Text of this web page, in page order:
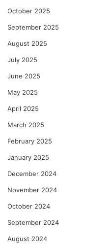
October 2025
September 2025
August 2025
July 2025
June 2025
May 2025
April 2025
March 2025
February 2025
January 2025
December 2024
November 2024
October 2024
September 2024
August 2024